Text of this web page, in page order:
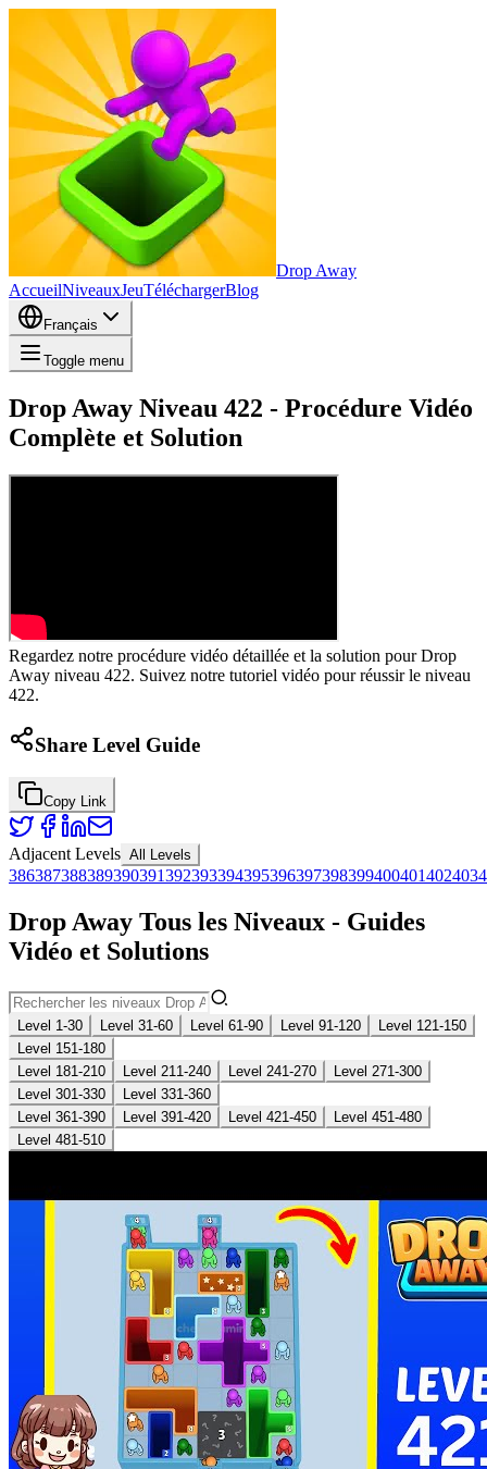
Drop Away
AccueilNiveauxJeuTéléchargerBlog
Français
Toggle menu
Drop Away Niveau 422 - Procédure Vidéo
Complète et Solution
Regardez notre procédure vidéo détaillée et la solution pour Drop
Away niveau 422. Suivez notre tutoriel vidéo pour réussir le niveau
422.
Share Level Guide
Copy Link
Adjacent Levels All Levels
386387388389390391392393394395396397398399400401402403
Drop Away Tous les Niveaux - Guides
Vidéo et Solutions
Level 1-30 Level 31-60 Level 61-90 Level 91-120
Level 121-150
Level 151-180
Level 181-210
Level 211-240 Level 241-270
Level 271-300
Level 301-330
Level 331-360
Level 361-390
Level 391-420 Level 421-450
Level 451-480
Level 481-510